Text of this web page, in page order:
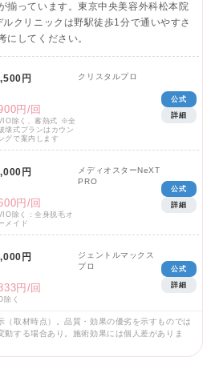
揃っています。東京中央美容外科松本院
クリニックは野駅徒歩1分で通いやすさ
にしてください。
円
円/回
除く、蓄熱式 ※全
壊式プランはカウン
グで案内します
クリスタルプロ
公式
詳細
円
円/回
除く：全身脱毛オ
メイド
メディオスターNeXT
PRO
公式
詳細
円
円/回
除く
ジェントルマックス
プロ
公式
詳細
（取材時点）。品質・効果の優劣を示すものでは
動する場合あり。施術効果には個人差がありま